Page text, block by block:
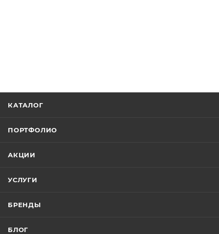
КАТАЛОГ
ПОРТФОЛИО
АКЦИИ
УСЛУГИ
БРЕНДЫ
БЛОГ